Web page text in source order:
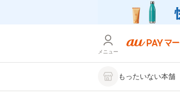
メニュー
もったいない本舗